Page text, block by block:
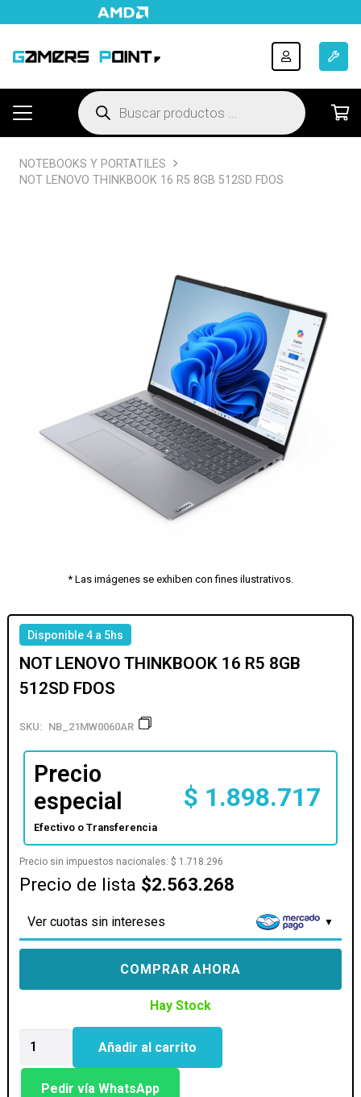
Búsqueda
de
productos
NOTEBOOKS Y PORTATILES
NOT LENOVO THINKBOOK 16 R5 8GB 512SD FDOS
* Las imágenes se exhiben con fines ilustrativos.
Disponible 4 a 5hs
NOT LENOVO THINKBOOK 16 R5 8GB
512SD FDOS
SKU: NB_21MW0060AR
Precio
especial
Efectivo o Transferencia
$ 1.898.717
Precio sin impuestos nacionales:$ 1.718.296
Precio de lista $2.563.268
Ver cuotas sin intereses
COMPRAR AHORA
Hay Stock
LENOVO
THINKBOOK
Añadir al carrito
Pedir vía WhatsApp